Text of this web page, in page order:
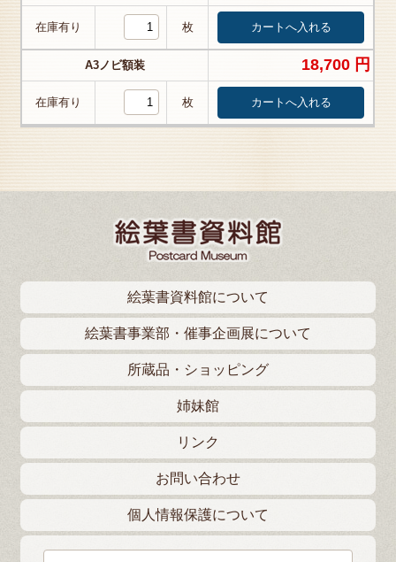
在庫有り 枚
A3ノビ額装 18,700 円
在庫有り 枚
絵葉書資料館について
絵葉書事業部・催事企画展について
所蔵品・ショッピング
姉妹館
リンク
お問い合わせ
個人情報保護について